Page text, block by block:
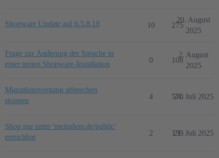
Shopware Update auf 6.5.8.18 10 275
20. August
2025
Frage zur Änderung der Sprache in
einer neuen Shopware-Installation
0 108
2. August
2025
Migrationsvorgang abbrechen
stoppen
4 570
24. Juli 2025
Shop nur unter 'meinshop.de/public'
erreichbar
2 139
21. Juli 2025